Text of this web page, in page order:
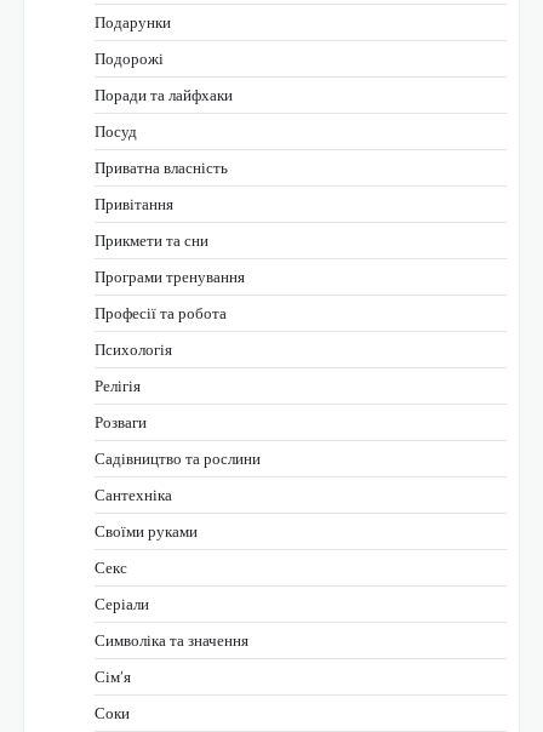
Подарунки
Подорожі
Поради та лайфхаки
Посуд
Приватна власність
Привітання
Прикмети та сни
Програми тренування
Професії та робота
Психологія
Релігія
Розваги
Садівництво та рослини
Сантехніка
Своїми руками
Секс
Серіали
Символіка та значення
Сім’я
Соки